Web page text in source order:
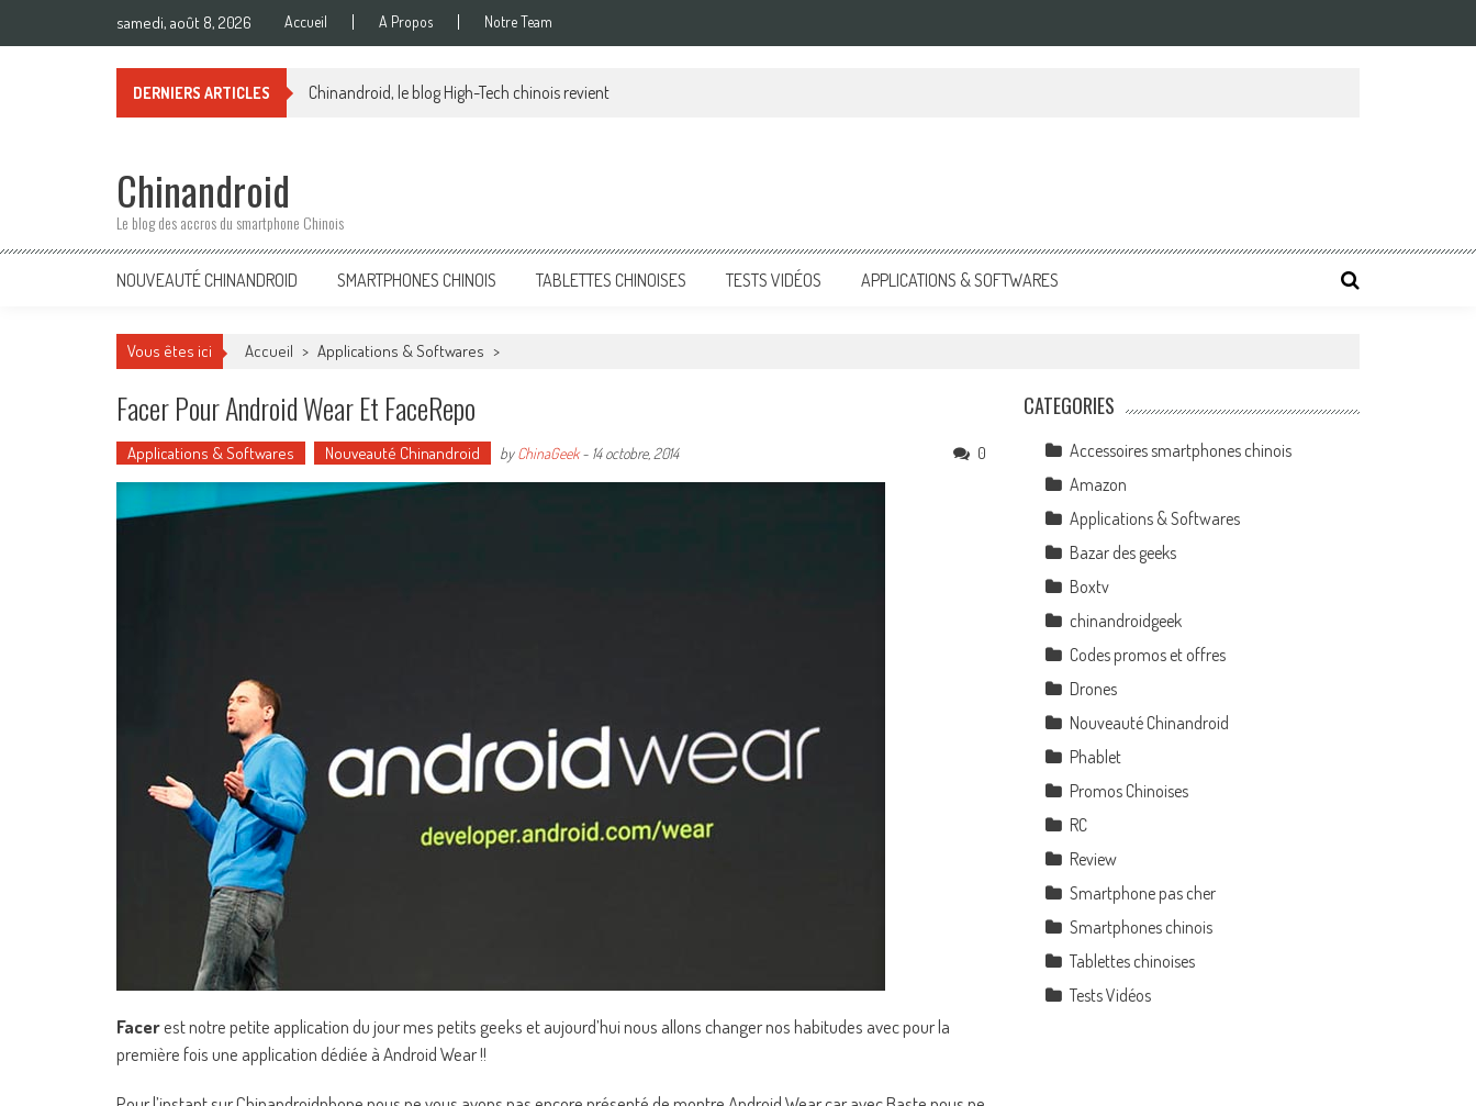
samedi, août 8, 2026 Accueil A Propos Notre Team
DERNIERS ARTICLES Chinandroid, le blog High-Tech chinois revient
Chinandroid
Le blog des accros du smartphone Chinois
NOUVEAUTÉ CHINANDROID SMARTPHONES CHINOIS TABLETTES CHINOISES TESTS VIDÉOS APPLICATIONS & SOFTWARES
Vous êtes ici Accueil > Applications & Softwares >
Facer Pour Android Wear Et FaceRepo
Applications & Softwares Nouveauté Chinandroid byChinaGeek- 14 octobre, 2014 0
Facerest notre petite application du jour mes petits geeks et aujourd’hui nous allons changer nos habitudes avec pour la
première fois une application dédiée à Android Wear !!
CATEGORIES
Accessoires smartphones chinois
Amazon
Applications & Softwares
Bazar des geeks
Boxtv
chinandroidgeek
Codes promos et offres
Drones
Nouveauté Chinandroid
Phablet
Promos Chinoises
RC
Review
Smartphone pas cher
Smartphones chinois
Tablettes chinoises
Tests Vidéos